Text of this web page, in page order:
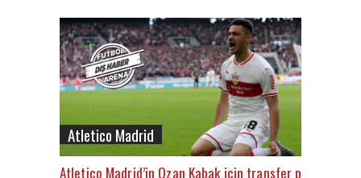
Atletico Madrid
Atletico Madrid’in Ozan Kabak için transfer planı